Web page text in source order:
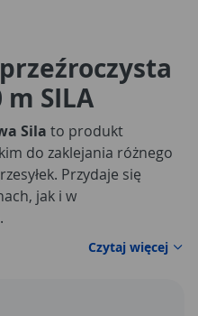
m SILA
Sila to produkt
do zaklejania różnego
Przydaje się
jak i w
Czytaj więcej